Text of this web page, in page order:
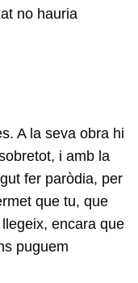
no hauria
A la seva obra hi
i amb la
fer paròdia, per
que tu, que
encara que
puguem